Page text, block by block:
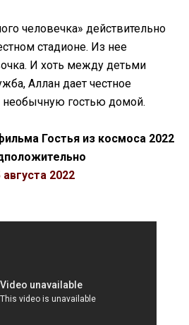
человечка» действительно
стадионе. Из нее
И хоть между детьми
Аллан дает честное
необычную гостью домой.
Гостья из космоса 2022
августа 2022